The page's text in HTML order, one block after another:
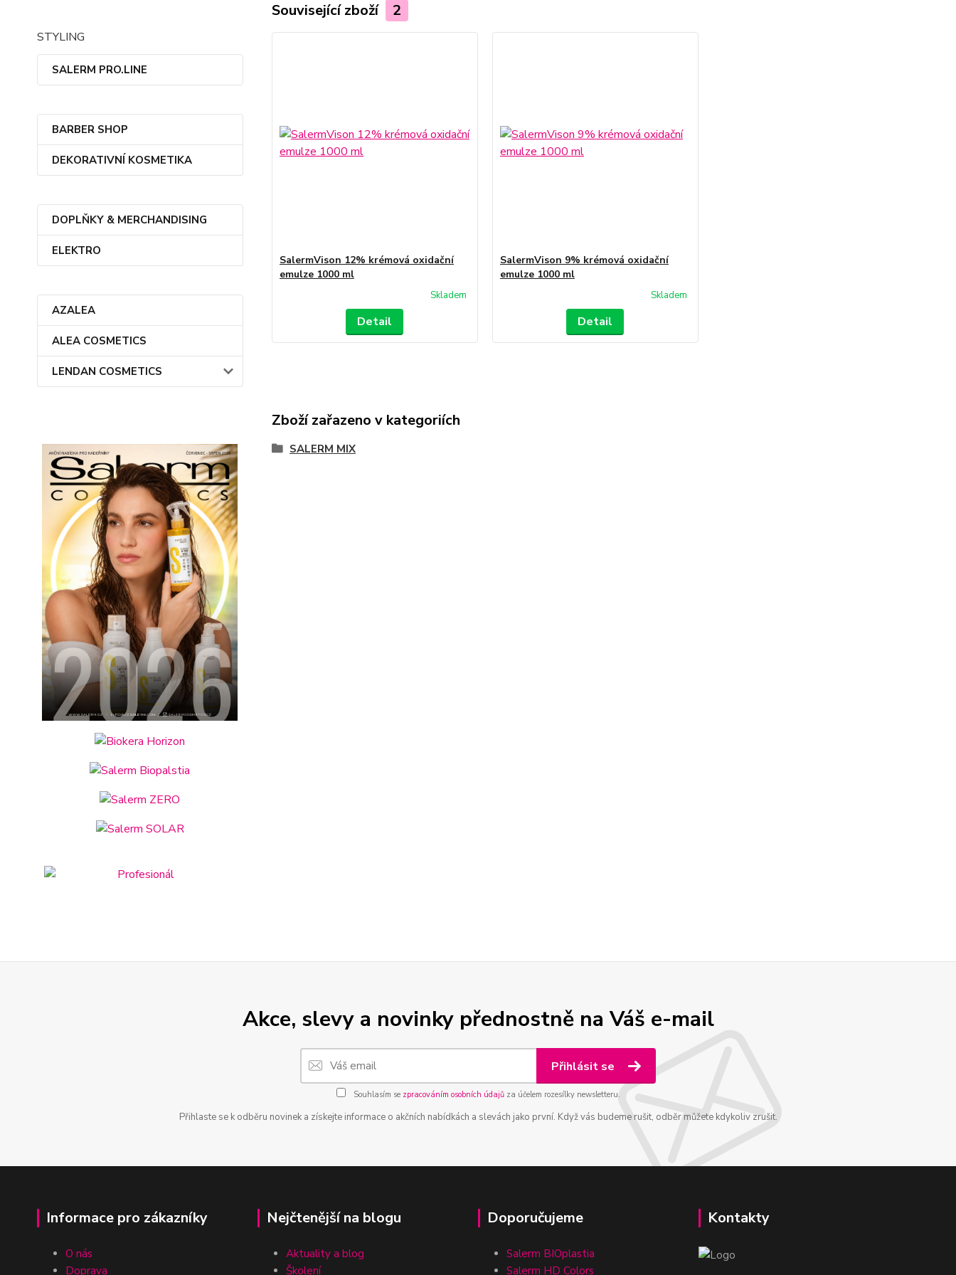
STYLING
SALERM PRO.LINE
BARBER SHOP
DEKORATIVNÍ KOSMETIKA
DOPLŇKY & MERCHANDISING
ELEKTRO
AZALEA
ALEA COSMETICS
LENDAN COSMETICS
Související zboží 2
SalermVison 12% krémová oxidační
emulze 1000 ml
Skladem
Detail
SalermVison 9% krémová oxidační
emulze 1000 ml
Skladem
Detail
Zboží zařazeno v kategoriích
SALERM MIX
Akce, slevy a novinky přednostně na Váš e-mail
Přihlásit se
Souhlasím se zpracováním osobních údajůza účelem rozesílky newsletteru.
Přihlaste se k odběru novinek a získejte informace o akčních nabídkách a slevách jako první. Když vás budeme rušit, odběr můžete kdykoliv zrušit.
Informace pro zákazníky
O nás
Doprava
Nejčtenější na blogu
Aktuality a blog
Školení
Doporučujeme
Salerm BIOplastia
Salerm HD Colors
Kontakty